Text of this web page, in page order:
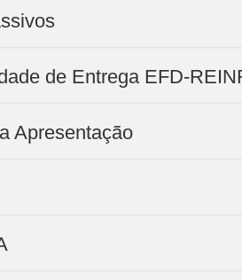
de Entrega EFD-
Apresentação